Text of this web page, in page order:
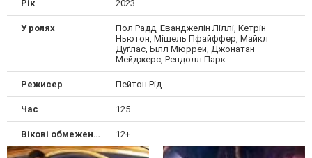
Рік 2023
У ролях
Пол Радд, Еванджелін Ліллі, Кетрін
Ньютон, Мішель Пфайффер, Майкл
Дуґлас, Білл Мюррей, Джонатан
Мейджерс, Рендолл Парк
Режисер Пейтон Рід
Час 125
Вікові обмеження 12+